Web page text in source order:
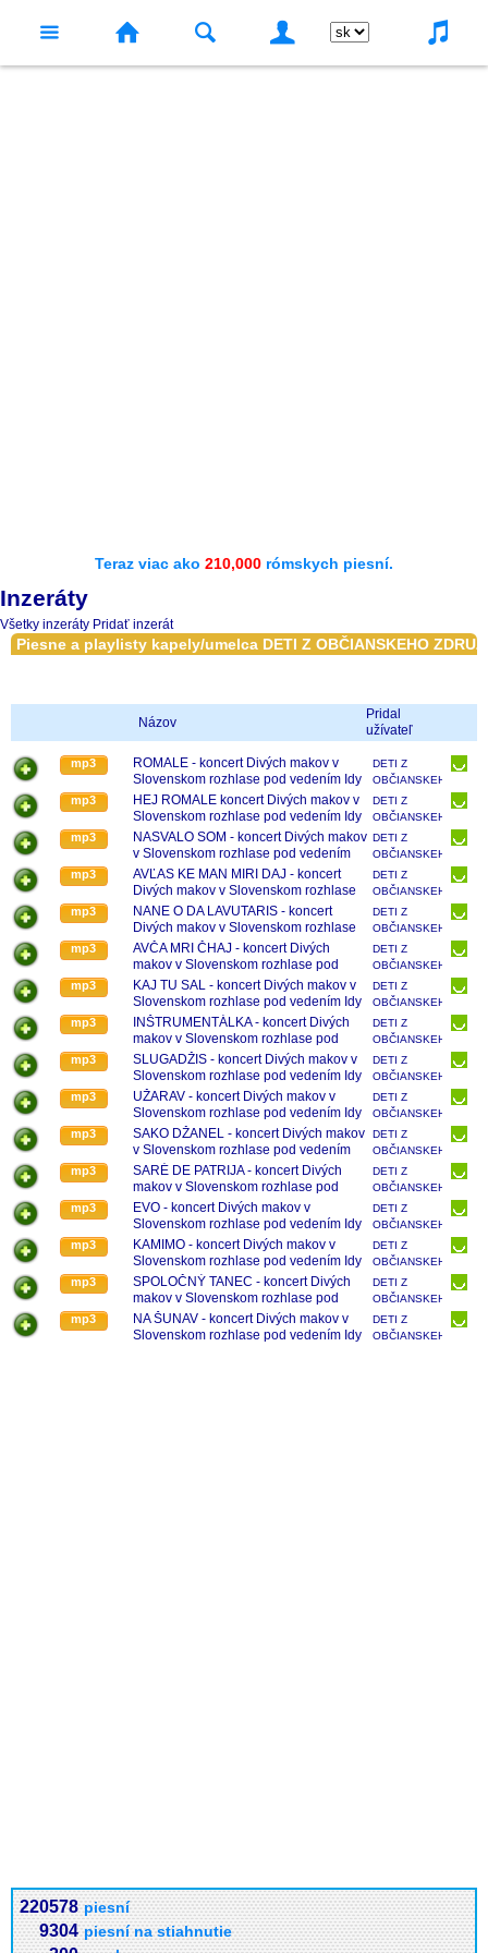
Teraz viac ako 210,000 rómskych piesní.
Inzeráty
Všetky inzeráty Pridať inzerát
Piesne a playlisty kapely/umelca DETI Z OBČIANSKEHO
Názov
Pridal
užívateľ
mp3
ROMALE - koncert Divých makov v
Slovenskom rozhlase pod vedením Idy
Kelarovej
DETI Z
OBČIANSKEHO
ZDRUŽENIA
DIVÉ MAKY -
POD
VEDENÍM
IDY
KELAROVEJ
mp3
HEJ ROMALE koncert Divých makov v
Slovenskom rozhlase pod vedením Idy
Kelarovej
DETI Z
OBČIANSKEHO
ZDRUŽENIA
DIVÉ MAKY -
POD
VEDENÍM
IDY
KELAROVEJ
mp3
NASVALO SOM - koncert Divých makov
v Slovenskom rozhlase pod vedením
Idy Kelarovej
DETI Z
OBČIANSKEHO
ZDRUŽENIA
DIVÉ MAKY -
POD
VEDENÍM
IDY
KELAROVEJ
mp3
AVĽAS KE MAN MIRI DAJ - koncert
Divých makov v Slovenskom rozhlase
pod vedením Idy Kelarovej
DETI Z
OBČIANSKEHO
ZDRUŽENIA
DIVÉ MAKY -
POD
VEDENÍM
IDY
KELAROVEJ
mp3
NANE O DA LAVUTARIS - koncert
Divých makov v Slovenskom rozhlase
pod vedením Idy Kelarovej
DETI Z
OBČIANSKEHO
ZDRUŽENIA
DIVÉ MAKY -
POD
VEDENÍM
IDY
KELAROVEJ
mp3
AVČA MRI ČHAJ - koncert Divých
makov v Slovenskom rozhlase pod
vedením Idy Kelarovej
DETI Z
OBČIANSKEHO
ZDRUŽENIA
DIVÉ MAKY -
POD
VEDENÍM
IDY
KELAROVEJ
mp3
KAJ TU SAL - koncert Divých makov v
Slovenskom rozhlase pod vedením Idy
Kelarovej
DETI Z
OBČIANSKEHO
ZDRUŽENIA
DIVÉ MAKY -
POD
VEDENÍM
IDY
KELAROVEJ
mp3
INŠTRUMENTÁLKA - koncert Divých
makov v Slovenskom rozhlase pod
vedením Idy Kelarovej
DETI Z
OBČIANSKEHO
ZDRUŽENIA
DIVÉ MAKY -
POD
VEDENÍM
IDY
KELAROVEJ
mp3
SLUGADŽIS - koncert Divých makov v
Slovenskom rozhlase pod vedením Idy
Kelarovej
DETI Z
OBČIANSKEHO
ZDRUŽENIA
DIVÉ MAKY -
POD
VEDENÍM
IDY
KELAROVEJ
mp3
UŽARAV - koncert Divých makov v
Slovenskom rozhlase pod vedením Idy
Kelarovej
DETI Z
OBČIANSKEHO
ZDRUŽENIA
DIVÉ MAKY -
POD
VEDENÍM
IDY
KELAROVEJ
mp3
SAKO DŽANEL - koncert Divých makov
v Slovenskom rozhlase pod vedením
Idy Kelarovej
DETI Z
OBČIANSKEHO
ZDRUŽENIA
DIVÉ MAKY -
POD
VEDENÍM
IDY
KELAROVEJ
mp3
SARÉ DE PATRIJA - koncert Divých
makov v Slovenskom rozhlase pod
vedením Idy Kelarovej
DETI Z
OBČIANSKEHO
ZDRUŽENIA
DIVÉ MAKY -
POD
VEDENÍM
IDY
KELAROVEJ
mp3
EVO - koncert Divých makov v
Slovenskom rozhlase pod vedením Idy
Kelarovej
DETI Z
OBČIANSKEHO
ZDRUŽENIA
DIVÉ MAKY -
POD
VEDENÍM
IDY
KELAROVEJ
mp3
KAMIMO - koncert Divých makov v
Slovenskom rozhlase pod vedením Idy
Kelarovej
DETI Z
OBČIANSKEHO
ZDRUŽENIA
DIVÉ MAKY -
POD
VEDENÍM
mp3
SPOLOČNÝ TANEC - koncert Divých
makov v Slovenskom rozhlase pod
vedením Idy Kelarovej
DETI Z
OBČIANSKEHO
ZDRUŽENIA
DIVÉ MAKY -
mp3
NA ŠUNAV - koncert Divých makov v
Slovenskom rozhlase pod vedením Idy
DETI Z
OBČIANSKEHO
220578 piesní
9304 piesní na stiahnutie